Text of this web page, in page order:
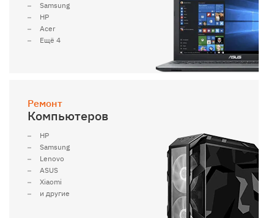
Samsung
HP
Acer
Ещё 4
Ремонт
Компьютеров
HP
Samsung
Lenovo
ASUS
Xiaomi
и другие